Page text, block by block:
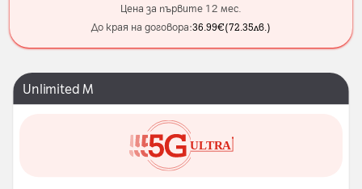
Цена за първите 12 мес.
До края на договора:36.99€(72.35лв. )
Unlimited M